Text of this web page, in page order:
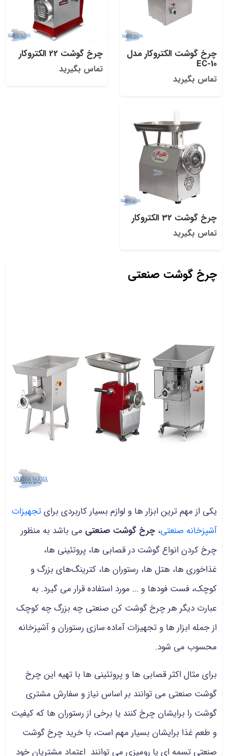
چرخ گوشت الکتروکار مدل
EC-10
تماس بگیرید
چرخ گوشت 22 الکتروکار
تماس بگیرید
چرخ گوشت 32 الکتروکار
تماس بگیرید
چرخ گوشت صنعتی
یکی از مهم ترین ابزار ها و لوازم بسیار کاربردی برایتجهیزات
آشپزخانه صنعتی، چرخ گوشت صنعتی می باشد به منظور
چرخ کردن انواع گوشت در قصابی ها، پروتئینی ها،
غذاخوری ها، هتل ها، رستوران ها، کترینگ‌های بزرگ و
کوچک، فست فودها و ... مورد استفاده قرار می گیرد. به
عبارت دیگر هر چرخ گوشت کن صنعتی چه بزرگ چه کوچک
از جمله ابزار ها و تجهیزات آماده سازی رستوران و آشپزخانه
محسوب می شود.
برای مثال اکثر قصابی ها و پروتئینی ها با تهیه این چرخ
گوشت صنعتی می توانند بر اساس نیاز و سفارش مشتری
گوشت را برایشان چرخ کنند یا برخی از رستوران ها که کیفیت
و طعم غذا برایشان بسیار مهم است، با خرید چرخ گوشت
صنعتی تسمه ای یا رومیزی می توانند اعتماد مشتریان خود